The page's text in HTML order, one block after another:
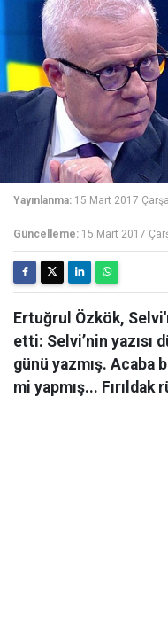
Yayınlanma: 15 Mart 2017
Güncelleme: 15 Mart 2017
Ertuğrul Özkök,
etti: Selvi’nin yazısı
günü yazmış. Acaba
mi yapmış...